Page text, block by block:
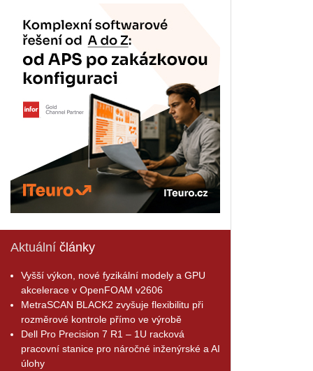
Aktuální články
Vyšší výkon, nové fyzikální modely a GPU
akcelerace v OpenFOAM v2606
MetraSCAN BLACK2 zvyšuje flexibilitu při
rozměrové kontrole přímo ve výrobě
Dell Pro Precision 7 R1 – 1U racková
pracovní stanice pro náročné inženýrské a AI
úlohy